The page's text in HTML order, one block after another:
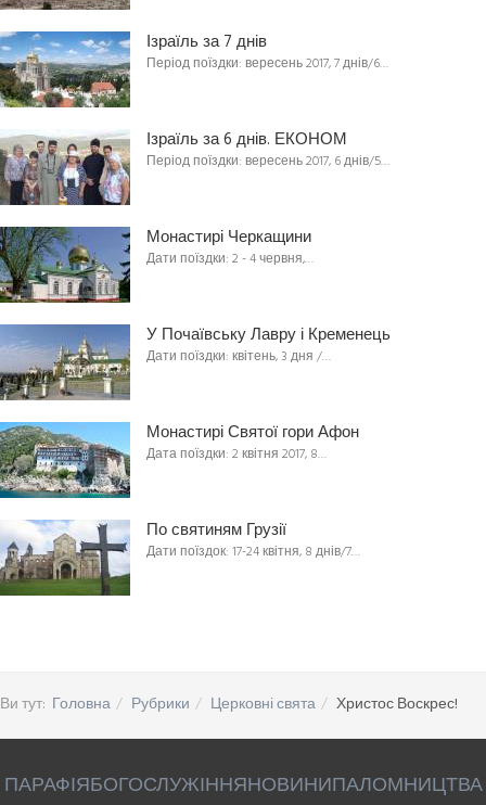
Ізраїль за 7 днів
Період поїздки: вересень 2017, 7 днів/6…
Ізраїль за 6 днів. ЕКОНОМ
Період поїздки: вересень 2017, 6 днів/5…
Монастирі Черкащини
Дати поїздки: 2 - 4 червня,…
У Почаївську Лавру і Кременець
Дати поїздки: квітень, 3 дня /…
Монастирі Святої гори Афон
Дата поїздки: 2 квітня 2017, 8…
По святиням Грузії
Дати поїздок: 17-24 квітня, 8 днів/7…
Ви тут: Головна Рубрики Церковні свята Христос Воскрес!
ПАРАФІЯБОГОСЛУЖІННЯНОВИНИПАЛОМНИЦТВА